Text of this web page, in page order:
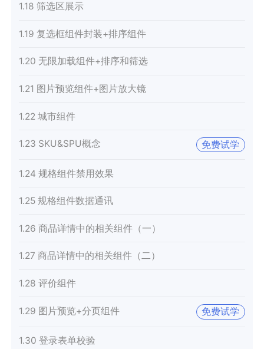
1.18 筛选区展示
1.19 复选框组件封装+排序组件
1.20 无限加载组件+排序和筛选
1.21 图片预览组件+图片放大镜
1.22 城市组件
1.23 SKU&SPU概念 免费试学
1.24 规格组件禁用效果
1.25 规格组件数据通讯
1.26 商品详情中的相关组件（一）
1.27 商品详情中的相关组件（二）
1.28 评价组件
1.29 图片预览+分页组件 免费试学
1.30 登录表单校验